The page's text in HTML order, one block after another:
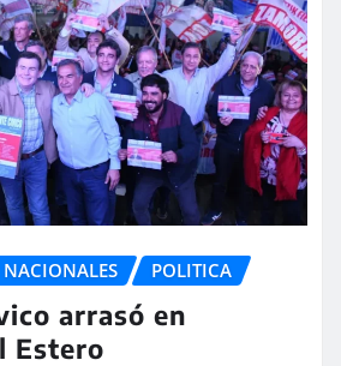
NACIONALES POLITICA
arrasó en
Estero